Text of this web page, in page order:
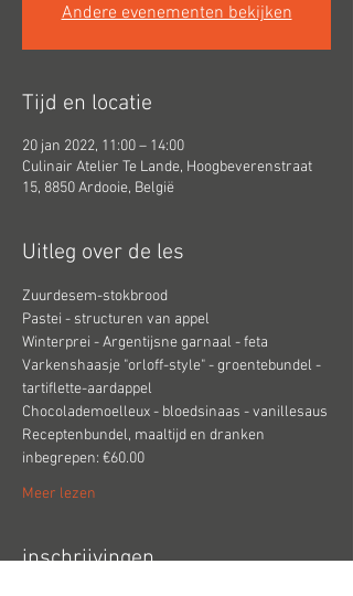
Andere evenementen bekijken
Tijd en locatie
20 jan 2022, 11:00 – 14:00
Culinair Atelier Te Lande, Hoogbeverenstraat
15, 8850 Ardooie, België
Uitleg over de les
Zuurdesem-stokbrood
Pastei - structuren van appel
Winterprei - Argentijsne garnaal - feta
Varkenshaasje "orloff-style" - groentebundel -
tartiflette-aardappel
Chocolademoelleux - bloedsinaas - vanillesaus
Receptenbundel, maaltijd en dranken
inbegrepen: €60.00
Meer lezen
inschrijvingen